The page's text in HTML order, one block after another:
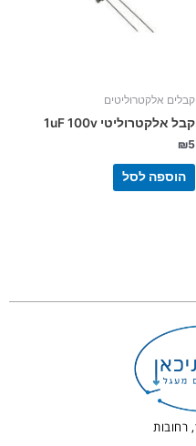
קבלים אלקטרוליטים
קבל אלקטרוליטי 1uF 100v
₪5
הוספה לסל